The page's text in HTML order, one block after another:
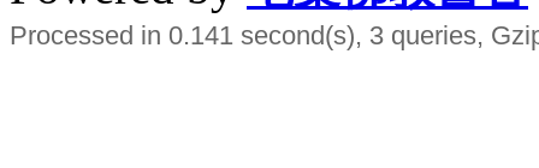
Processed in 0.141 second(s), 3 queries,